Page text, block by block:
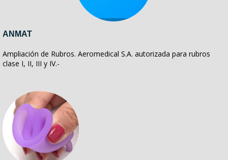
ANMAT
Ampliación de Rubros. Aeromedical S.A. autorizada para rubros
clase I, II, III y IV.-